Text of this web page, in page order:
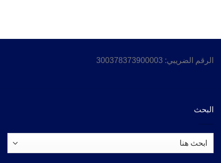
الرقم الضريبي: 300378373900003
البحث